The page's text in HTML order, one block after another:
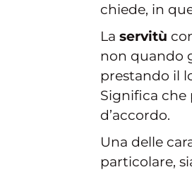
chiede, in
La servitù
non quando
prestando il
Significa che
d’accordo.
Una delle
particolare,